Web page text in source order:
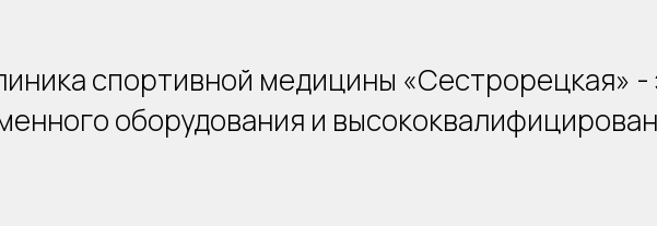
спортивной медицины «Сестрорецкая» -
оборудования и